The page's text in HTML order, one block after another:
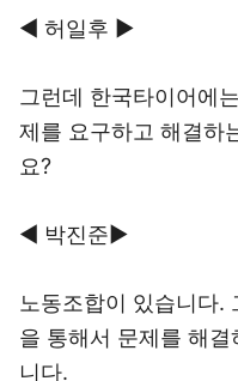
◀ 허일후 ▶
그런데 한국타이어에
제를 요구하고 해결하
요?
◀ 박진준▶
노동조합이 있습니다.
을 통해서 문제를 해
니다.